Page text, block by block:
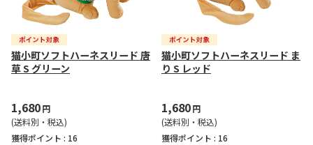
猫小町ソフトハーネスリード 唐
草 S グリーン
1,680円
(送料別・税込)
獲得ポイント : 16
猫小町ソフトハーネスリード ま
り S レッド
1,680円
(送料別・税込)
獲得ポイント : 16